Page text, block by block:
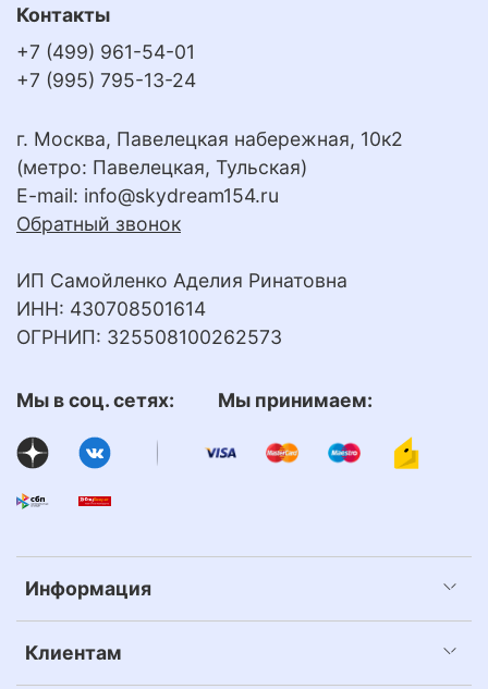
Информация
Клиентам
Контакты
+7 (499) 961-54-01
+7 (995) 795-13-24
г. Москва, Павелецкая набережная, 10к2
(метро: Павелецкая, Тульская)
E-mail: info@skydream154.ru
Обратный звонок
ИП Самойленко Аделия Ринатовна
ИНН: 430708501614
ОГРНИП: 325508100262573
Мы в соц. сетях: Мы принимаем: